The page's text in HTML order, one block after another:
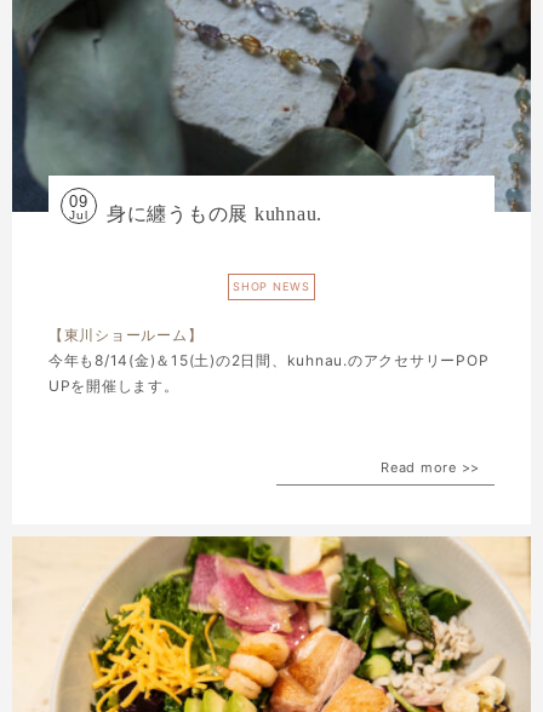
09
Jul 身に纏うもの展 kuhnau.
SHOP NEWS
【東川ショールーム】
今年も8/14(金)＆15(土)の2日間、kuhnau.のアクセサリーPOP
UPを開催します。
Read more >>